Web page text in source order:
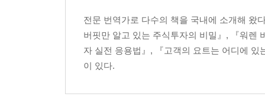
17 ‘주가 조작’으로 몰리다
18 거짓말쟁이 편에 선 사람들
19 탐정기업의 심층 조사
20 대답 없는 당국
전문 번역가로 다수의 책을 국내에 소개해 왔
버핏만 알고 있는 주식투자의 비밀』, 『워렌
자 실전 응용법』, 『고객의 요트는 어디에
이 있다.